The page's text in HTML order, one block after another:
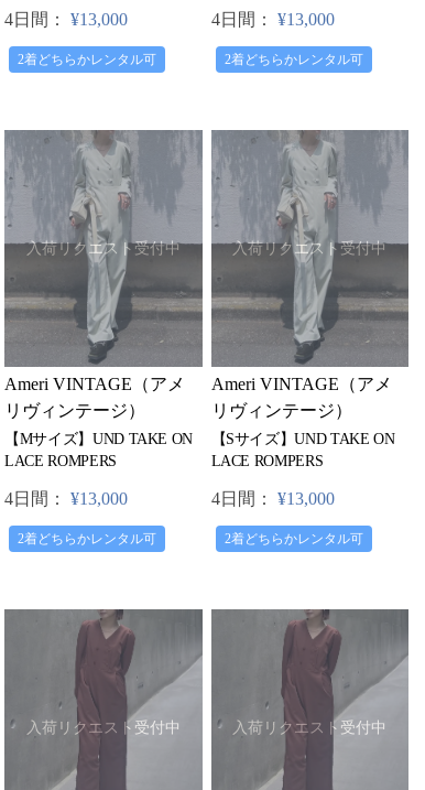
4日間： ¥13,000
2着どちらかレンタル可
4日間： ¥13,000
2着どちらかレンタル可
入荷リクエスト受付中
Ameri VINTAGE（アメ
リヴィンテージ）
【Mサイズ】UND TAKE ON
LACE ROMPERS
4日間： ¥13,000
2着どちらかレンタル可
入荷リクエスト受付中
Ameri VINTAGE（アメ
リヴィンテージ）
【Sサイズ】UND TAKE ON
LACE ROMPERS
4日間： ¥13,000
2着どちらかレンタル可
入荷リクエスト受付中 入荷リクエスト受付中